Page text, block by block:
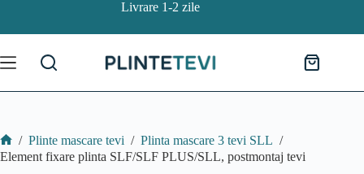
conținut
Element fixare plinta SLF/SLF PLUS/SLL, postmontaj tevi
7.00lei
Livrare 1-2 zile
Coș
Home
/ Plinte mascare tevi / Plinta mascare 3 tevi SLL /
Element fixare plinta SLF/SLF PLUS/SLL, postmontaj tevi